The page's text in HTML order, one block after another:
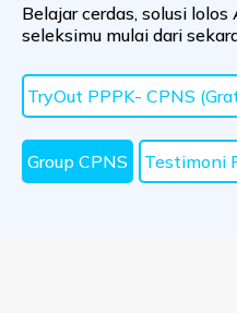
Belajar cerdas, solusi
seleksimu mulai dari
TryOut PPPK- CPNS
Group CPNS Testimoni